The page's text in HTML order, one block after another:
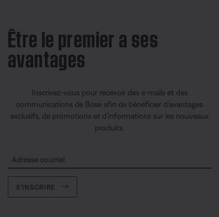
Être le premier a ses
avantages
Inscrivez-vous pour recevoir des e-mails et des
communications de Bose afin de bénéficier d’avantages
exclusifs, de promotions et d’informations sur les nouveaux
produits.
Adresse courriel
S’INSCRIRE